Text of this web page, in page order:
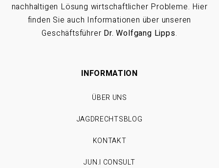
nachhaltigen Lösung wirtschaftlicher Probleme. Hier
finden Sie auch Informationen über unseren
Geschäftsführer Dr. Wolfgang Lipps.
INFORMATION
ÜBER UNS
JAGDRECHTSBLOG
KONTAKT
JUN.I CONSULT